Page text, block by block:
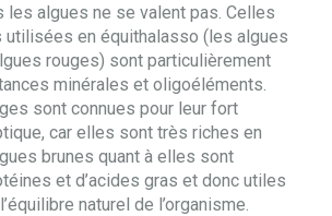
les algues ne se valent pas. Celles
utilisées en équithalasso (les algues
rouges) sont particulièrement
minérales et oligoéléments.
sont connues pour leur fort
car elles sont très riches en
brunes quant à elles sont
et d’acides gras et donc utiles
naturel de l’organisme.